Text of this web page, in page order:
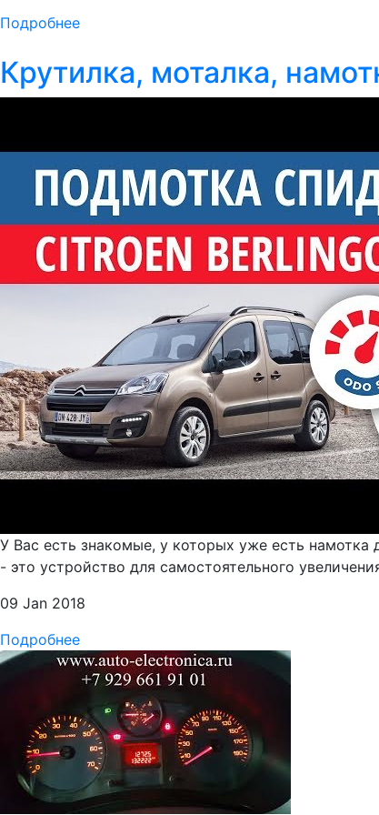
Подробнее
Крутилка, моталка,
У Вас есть знакомые, у которых уже есть
- это устройство для самостоятельного
09 Jan 2018
Подробнее